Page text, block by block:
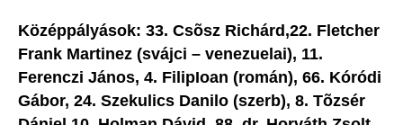
Középpályások: 33. Csõsz Richárd,22. Fletcher
Frank Martinez (svájci – venezuelai), 11.
Ferenczi János, 4. FilipIoan (román), 66. Kóródi
Gábor, 24. Szekulics Danilo (szerb), 8. Tõzsér